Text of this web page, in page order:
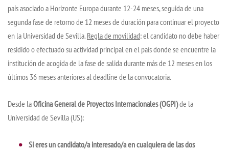
país asociado a Horizonte Europa durante 12-24 meses, seguida de una
segunda fase de retorno de 12 meses de duración para continuar el proyecto
en la Universidad de Sevilla. Regla de movilidad: el candidato no debe haber
residido o efectuado su actividad principal en el país donde se encuentre la
institución de acogida de la fase de salida durante más de 12 meses en los
últimos 36 meses anteriores al deadline de la convocatoria.
Desde laOficina General de Proyectos Internacionales(OGPI)de la
Universidad de Sevilla (US):
Si eres un candidato/a interesado/a en cualquiera de las dos